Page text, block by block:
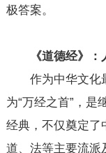
极答案。
《道德经》
作为中华文化最
为“万经之首”，是
经典，不仅奠定了
道、法等主要流派